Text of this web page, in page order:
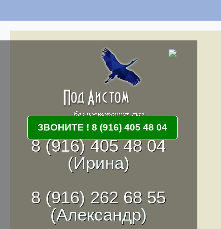
8 (916) 405 48 04
(Ирина)
8 (916) 262 68 55
(Александр)
ЗВОНИТЕ ! 8 (916) 405 48 04